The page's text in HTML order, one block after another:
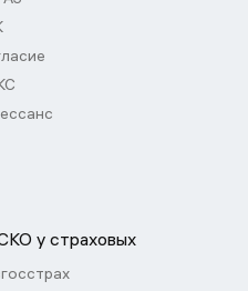
у страховых